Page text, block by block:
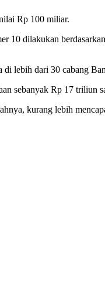
Rp 100 miliar.
10 dilakukan
di lebih dari 30 cabang
sebanyak Rp 17 triliun
kurang lebih